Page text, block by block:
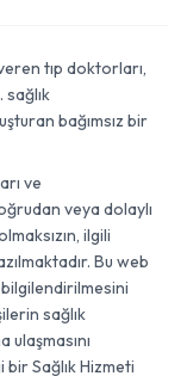
tıp doktorları,
bağımsız bir
ve
veya dolaylı
ilgili
Bu web
bilgilendirilmesini
sağlık
Sağlık Hizmeti